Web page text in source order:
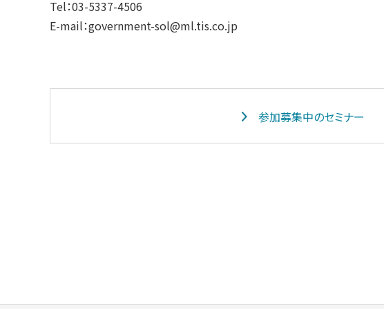
Tel：03-5337-4506
E-mail：government-sol@ml.tis.co.jp
参加募集中のセミナー